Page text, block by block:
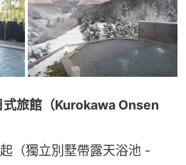
式旅館（Kurokawa Onsen
（獨立別墅帶露天浴池 -